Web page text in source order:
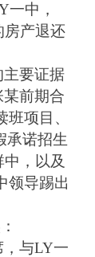
一中，
房产退还
主要证据
某前期合
项目、
承诺招生
，以及
领导踢出
与LY一